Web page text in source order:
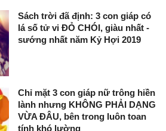
Sách trời đã định: 3 con giáp có
lá số tử vi ĐỎ CHÓI, giàu nhất -
sướng nhất năm Kỷ Hợi 2019
Chỉ mặt 3 con giáp nữ trông hiền
lành nhưng KHÔNG PHẢI DẠNG
VỪA ĐÂU, bên trong luôn toan
tính khó lường